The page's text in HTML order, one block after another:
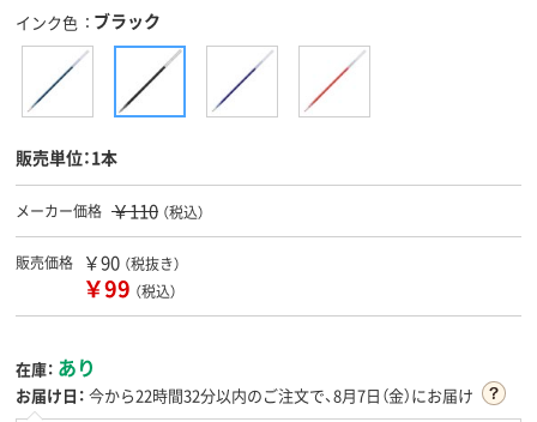
インク色 ブラック
販売単位：1本
メーカー価格 ￥110 （税込）
販売価格 ￥90 （税抜き）
￥99 （税込）
在庫： あり
お届け日： 今から22時間32分以内のご注文で、8月7日（金）にお届け